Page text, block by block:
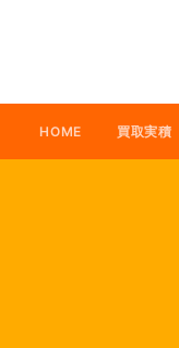
HOME 買取実積